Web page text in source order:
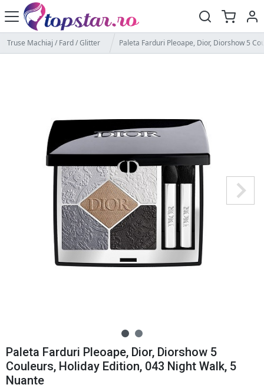
Truse Machiaj / Fard / Glitter Paleta Farduri Pleoape, Dior, Diorshow 5
Paleta Farduri Pleoape, Dior, Diorshow 5
Couleurs, Holiday Edition, 043 Night Walk, 5
Nuante